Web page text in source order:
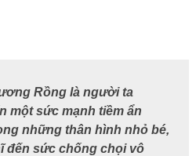
Rồng là người ta
một sức mạnh tiềm ẩn
những thân hình nhỏ bé,
đến sức chống chọi vô